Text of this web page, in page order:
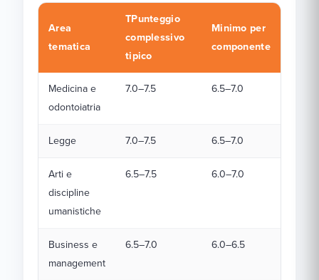
Area
tematica
TPunteggio
complessivo
tipico
Minimo per
componente
Medicina e
odontoiatria
7.0–7.5 6.5–7.0
Legge 7.0–7.5 6.5–7.0
Arti e
discipline
umanistiche
6.5–7.5 6.0–7.0
Business e
management
6.5–7.0 6.0–6.5